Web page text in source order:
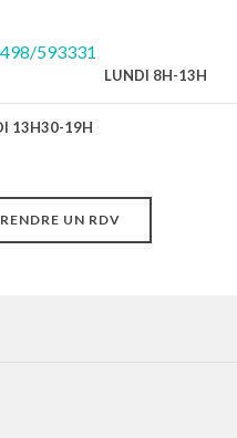
593331
LUNDI 8H-13H
13H30-19H
UN RDV